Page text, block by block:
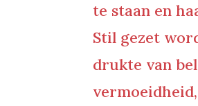
te staan en
Stil gezet
drukte van